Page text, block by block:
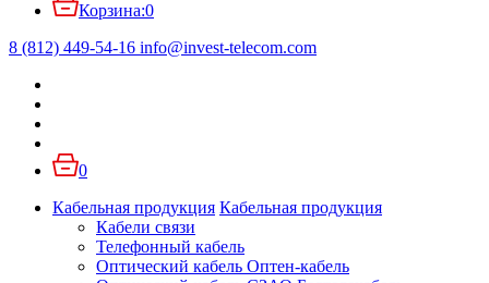
Корзина:0
8 (812) 449-54-16 info@invest-telecom.com
0
Кабельная продукция Кабельная продукция
Кабели связи
Телефонный кабель
Оптический кабель Оптен-кабель